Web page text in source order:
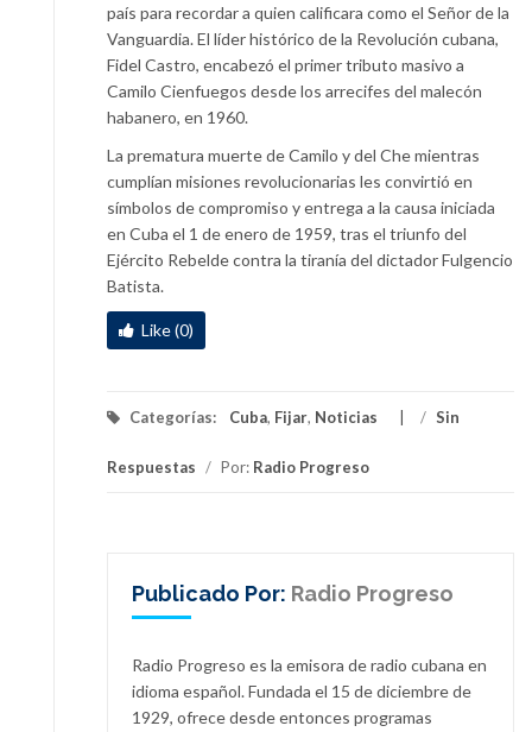
país para recordar a quien calificara como el Señor de la
Vanguardia. El líder histórico de la Revolución cubana,
Fidel Castro, encabezó el primer tributo masivo a
Camilo Cienfuegos desde los arrecifes del malecón
habanero, en 1960.
La prematura muerte de Camilo y del Che mientras
cumplían misiones revolucionarias les convirtió en
símbolos de compromiso y entrega a la causa iniciada
en Cuba el 1 de enero de 1959, tras el triunfo del
Ejército Rebelde contra la tiranía del dictador Fulgencio
Batista.
Like (0)
Categorías: Cuba, Fijar, Noticias / Sin
Respuestas / Por: Radio Progreso
Publicado Por: Radio Progreso
Radio Progreso es la emisora de radio cubana en
idioma español. Fundada el 15 de diciembre de
1929, ofrece desde entonces programas